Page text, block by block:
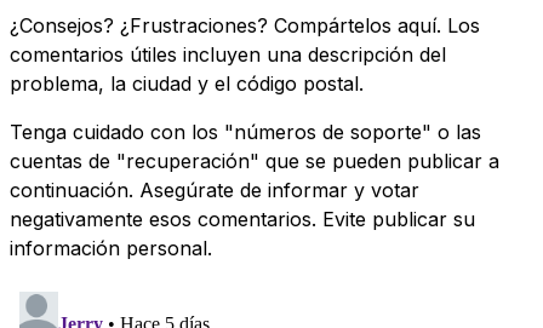
¿Consejos? ¿Frustraciones? Compártelos aquí. Los
comentarios útiles incluyen una descripción del
problema, la ciudad y el código postal.
Tenga cuidado con los "números de soporte" o las
cuentas de "recuperación" que se pueden publicar a
continuación. Asegúrate de informar y votar
negativamente esos comentarios. Evite publicar su
información personal.